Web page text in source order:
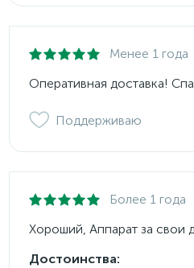
Менее 1 года
Оперативная доставка!
Поддерживаю
Более 1 года
Хороший, Аппарат за свои
Достоинства: